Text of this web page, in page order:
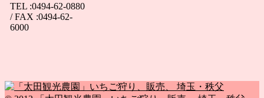
TEL :0494-62-0880
/ FAX :0494-62-
6000